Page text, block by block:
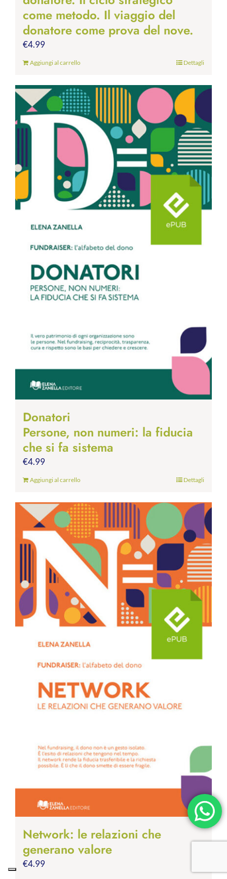
come metodo. Il viaggio del
donatore come prova del nove.
€4.99
Aggiungi al carrello Dettagli
Donatori
Persone, non numeri: la fiducia
che si fa sistema
€4.99
Aggiungi al carrello Dettagli
Network: le relazioni che
generano valore
€4.99